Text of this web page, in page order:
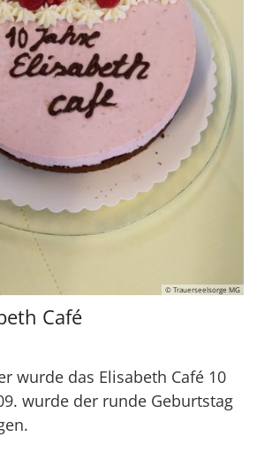
© Trauerseelsorge MG
Café
wurde das Elisabeth Café 10
wurde der runde Geburtstag